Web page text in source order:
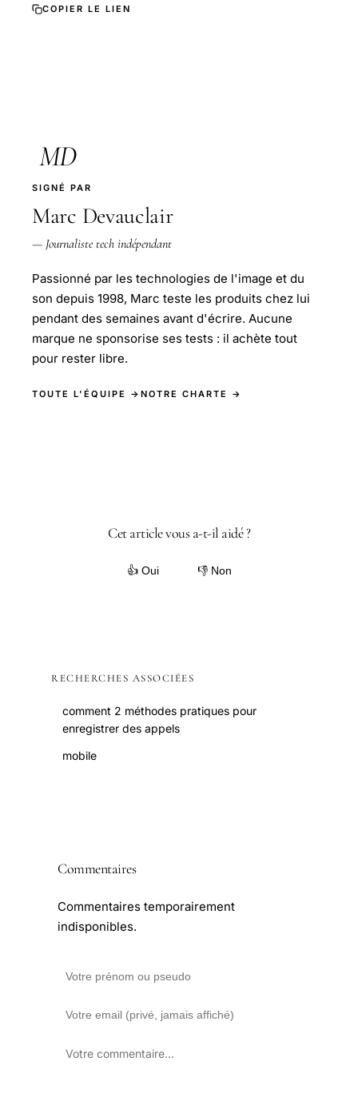
COPIER LE LIEN
MD
SIGNÉ PAR
Marc Devauclair
— Journaliste tech indépendant
Passionné par les technologies de l'image et du
son depuis 1998, Marc teste les produits chez lui
pendant des semaines avant d'écrire. Aucune
marque ne sponsorise ses tests : il achète tout
pour rester libre.
TOUTE L'ÉQUIPE → NOTRE CHARTE →
Cet article vous a-t-il aidé ?
👍 Oui 👎 Non
RECHERCHES ASSOCIÉES
comment 2 méthodes pratiques pour
enregistrer des appels
mobile
Commentaires
Commentaires temporairement
indisponibles.